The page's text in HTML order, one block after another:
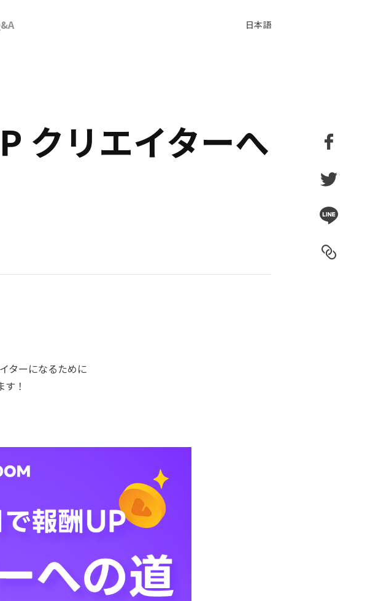
日本語
クリエイターへ
Facebook
Line
Link
ターになるために
！